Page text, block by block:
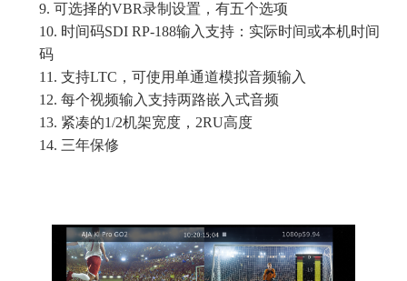
9. 可选择的VBR录制设置，有五个选项
10. 时间码SDI RP-188输入支持： 实际时间或本机时间
码
11. 支持LTC，可使用单通道模拟音频输入
12. 每个视频输入支持两路嵌入式音频
13. 紧凑的1/2机架宽度，2RU高度
14. 三年保修